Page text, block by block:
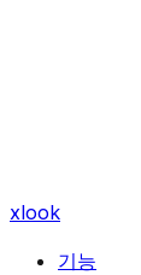
xlook
기능